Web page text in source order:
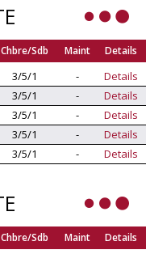
Chbre/Sdb Maint Details
3/5/1 -
Details
3/5/1 -
Details
3/5/1 -
Details
3/5/1 -
Details
3/5/1 - Details
Chbre/Sdb Maint Details